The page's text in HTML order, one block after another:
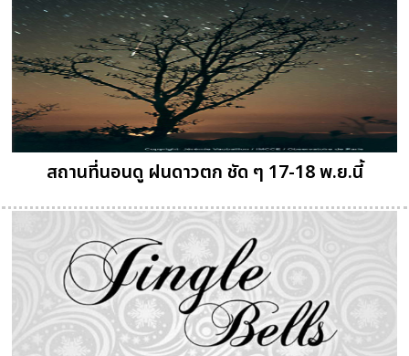
สถานที่นอนดู ฝนดาวตก ชัด ๆ 17-18 พ.ย.นี้